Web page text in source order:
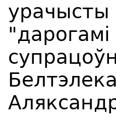
урачысты